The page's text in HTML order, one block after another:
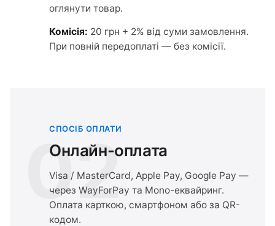
оглянути товар.
Комісія: 20 грн + 2% від суми замовлення.
При повній передоплаті — без комісії.
02
СПОСІБ ОПЛАТИ
Онлайн-оплата
Visa / MasterCard, Apple Pay, Google Pay —
через WayForPay та Mono-еквайринг.
Оплата карткою, смартфоном або за QR-
кодом.